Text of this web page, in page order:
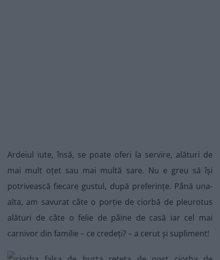
Ardeiul iute, însă, se poate oferi la servire, alături de
mai mult oțet sau mai multă sare. Nu e greu să își
potrivească fiecare gustul, după preferințe. Până una-
alta, am savurat câte o porție de ciorbă de pleurotus
alături de câte o felie de pâine de casă iar cel mai
carnivor din familie – ce credeți? – a cerut și supliment!